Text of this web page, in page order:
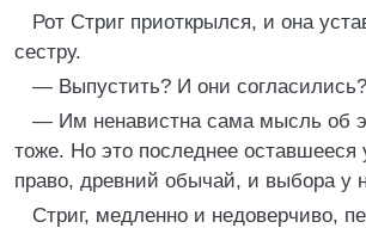
Рот Стриг приоткрылся, и она
сестру.
— Выпустить? И они согласились?
— Им ненавистна сама мысль об
тоже. Но это последнее оставшееся
право, древний обычай, и выбора у
Стриг, медленно и недоверчиво,